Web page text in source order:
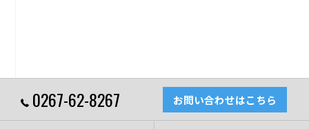
0267-62-8267 お問い合わせはこちら